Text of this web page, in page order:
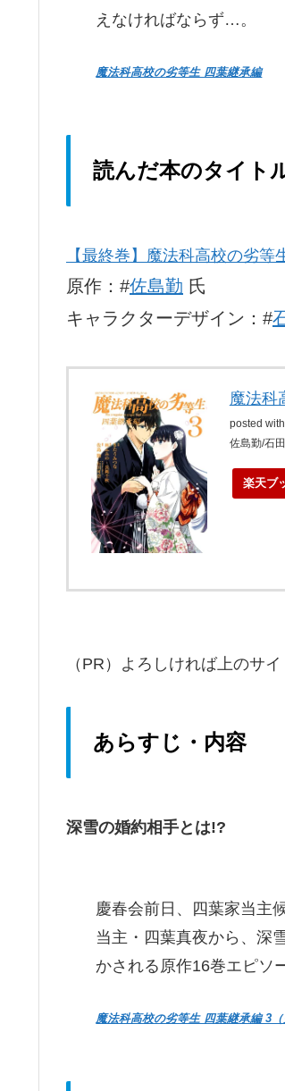
えなければならず…。
魔法科高校の劣等生 四葉継承編
読んだ本のタイト
【最終巻】魔法科高校の劣等
原作：#佐島勤 氏
キャラクターデザイン：#
魔法科
posted with
佐島勤/石
楽天ブ
（PR）よろしければ上のサ
あらすじ・内容
深雪の婚約相手とは!?
慶春会前日、四葉家当主
当主・四葉真夜から、深
かされる原作16巻エピソ
魔法科高校の劣等生 四葉継承編 3（